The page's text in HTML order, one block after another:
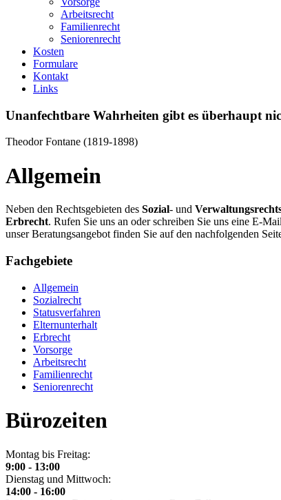
Arbeitsrecht
Familienrecht
Seniorenrecht
Kosten
Formulare
Kontakt
Links
Unanfechtbare Wahrheiten gibt es überhaupt
Theodor Fontane (1819-1898)
Allgemein
Neben den Rechtsgebieten des Sozial- und
Erbrecht. Rufen Sie uns an oder schreiben Sie uns eine E-
unser Beratungsangebot finden Sie auf den nachfolgenden
Fachgebiete
Allgemein
Sozialrecht
Statusverfahren
Elternunterhalt
Erbrecht
Vorsorge
Arbeitsrecht
Familienrecht
Seniorenrecht
Bürozeiten
Montag bis Freitag:
9:00 - 13:00
Dienstag und Mittwoch:
14:00 - 16:00